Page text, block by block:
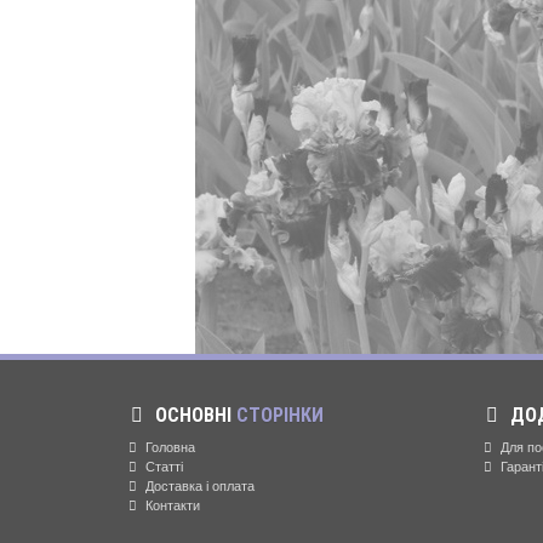
ОСНОВНІ СТОРІНКИ
Головна
Статті
Доставка і оплата
Контакти
Для